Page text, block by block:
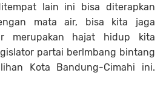
lain ini bisa diterapkan
mata air, bisa kita jaga
merupakan hajat hidup kita
partai berlmbang bintang
Kota Bandung-Cimahi ini.